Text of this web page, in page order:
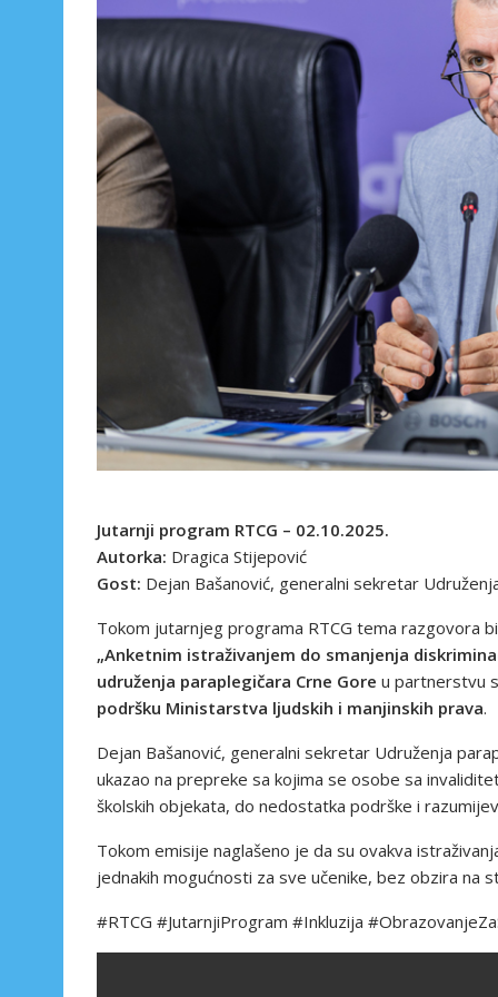
Jutarnji program RTCG – 02.10.2025.
Autorka: Dragica Stijepović
Gost: Dejan Bašanović, generalni sekretar
Tokom jutarnjeg programa RTCG tema razgovora
„Anketnim istraživanjem do smanjenja
udruženja paraplegičara Crne Gore u partnerstvu
podršku Ministarstva ljudskih i manjinskih prava.
Dejan Bašanović, generalni sekretar Udruženja
ukazao na prepreke sa kojima se osobe sa
školskih objekata, do nedostatka podrške i
Tokom emisije naglašeno je da su ovakva
jednakih mogućnosti za sve učenike, bez obzira na
#RTCG #JutarnjiProgram #Inkluzija